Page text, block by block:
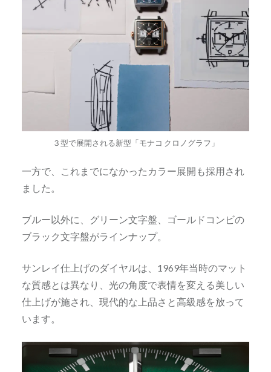
３型で展開される新型「モナコ クロノグラフ」
一方で、これまでになかったカラー展開も採用され
ました。
ブルー以外に、グリーン文字盤、ゴールドコンビの
ブラック文字盤がラインナップ。
サンレイ仕上げのダイヤルは、1969年当時のマット
な質感とは異なり、光の角度で表情を変える美しい
仕上げが施され、現代的な上品さと高級感を放って
います。